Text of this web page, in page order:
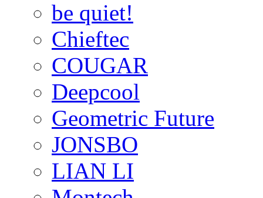
be quiet!
Chieftec
COUGAR
Deepcool
Geometric Future
JONSBO
LIAN LI